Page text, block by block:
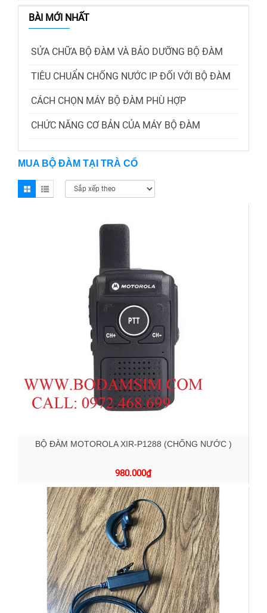
BÀI MỚI NHẤT
SỬA CHỮA BỘ ĐÀM VÀ BẢO DƯỠNG BỘ ĐÀM
TIÊU CHUẨN CHỐNG NƯỚC IP ĐỐI VỚI BỘ ĐÀM
CÁCH CHỌN MÁY BỘ ĐÀM PHÙ HỢP
CHỨC NĂNG CƠ BẢN CỦA MÁY BỘ ĐÀM
MUA BỘ ĐÀM TẠI TRÀ CỔ
BỘ ĐÀM MOTOROLA XIR-P1288 (CHỐNG NƯỚC )
980.000₫